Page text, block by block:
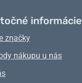
informácie
značky
nákupu u nás